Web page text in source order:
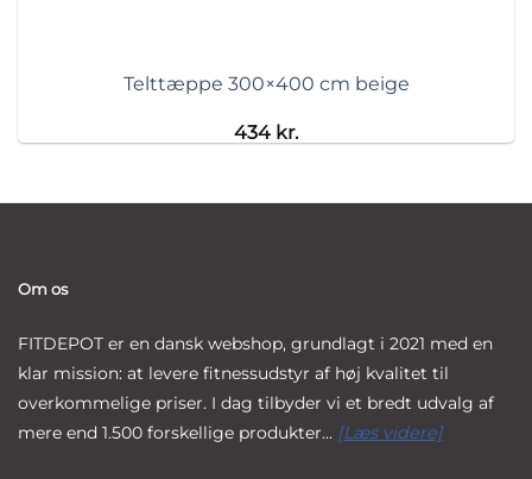
Telttæppe 300×400 cm beige
434 kr.
Om os
FITDEPOT er en dansk webshop, grundlagt i 2021 med en
klar mission: at levere fitnessudstyr af høj kvalitet til
overkommelige priser. I dag tilbyder vi et bredt udvalg af
mere end 1.500 forskellige produkter... [Læs videre]